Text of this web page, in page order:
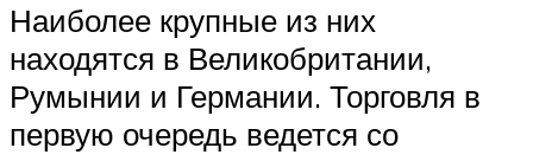
Наиболее крупные из них
находятся в Великобритании,
Румынии и Германии. Торговля в
первую очередь ведется со